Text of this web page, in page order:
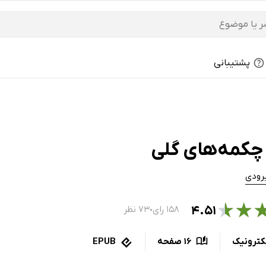
پشتیبانی
گلی
★
★۴.۵۱ ۱۵۸ رای ●۷۳ نظر
16 صفحه EPUB